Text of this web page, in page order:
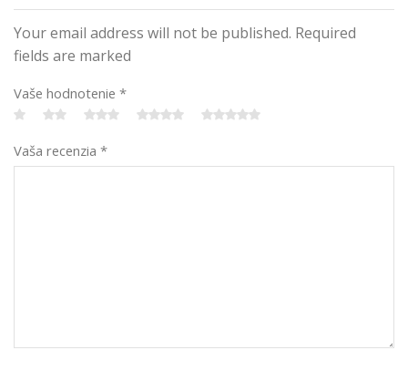
Your email address will not be published. Required
fields are marked
Vaše hodnotenie *
Vaša recenzia *